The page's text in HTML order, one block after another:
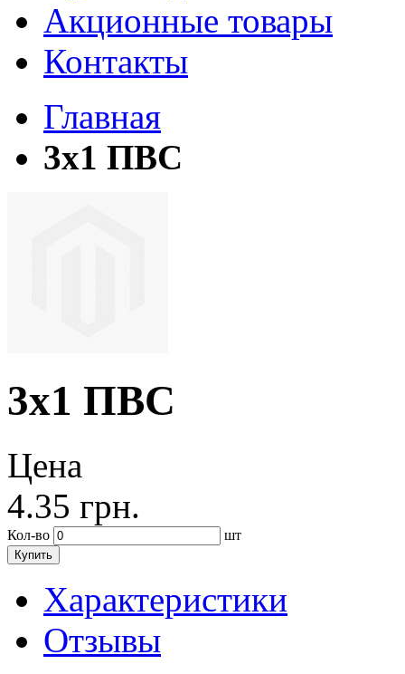
Акционные товары
Контакты
Главная
3х1 ПВС
3х1 ПВС
Цена
4.35 грн.
Кол-во шт
Купить
Характеристики
Отзывы